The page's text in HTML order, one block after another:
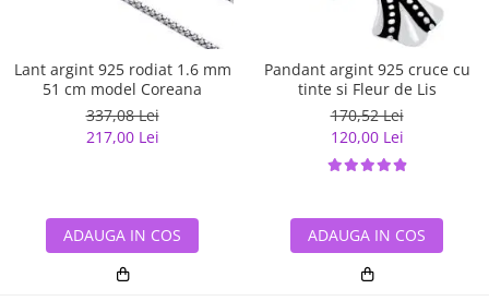
Lant argint 925 rodiat 1.6 mm
51 cm model Coreana
337,08 Lei
217,00 Lei
ADAUGA IN COS
Pandant argint 925 cruce cu
tinte si Fleur de Lis
170,52 Lei
120,00 Lei
ADAUGA IN COS